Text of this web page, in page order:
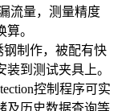
流量，测量精度
。
钢制作，被配有快
到测试夹具上。
控制程序可实
及历史数据查询等